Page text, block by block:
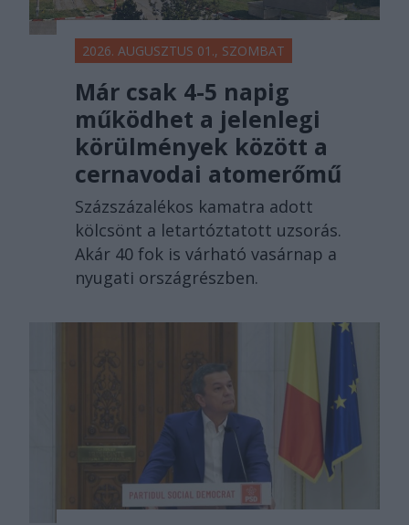
2026. AUGUSZTUS 01., SZOMBAT
Már csak 4-5 napig
működhet a jelenlegi
körülmények között a
cernavodai atomerőmű
Százszázalékos kamatra adott
kölcsönt a letartóztatott uzsorás.
Akár 40 fok is várható vasárnap a
nyugati országrészben.